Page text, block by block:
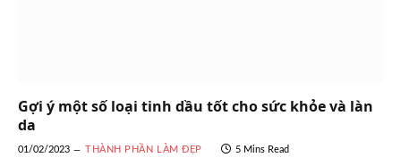
Gợi ý một số loại tinh dầu tốt cho sức khỏe và làn
da
01/02/2023 THÀNH PHẦN LÀM ĐẸP 5 Mins Read